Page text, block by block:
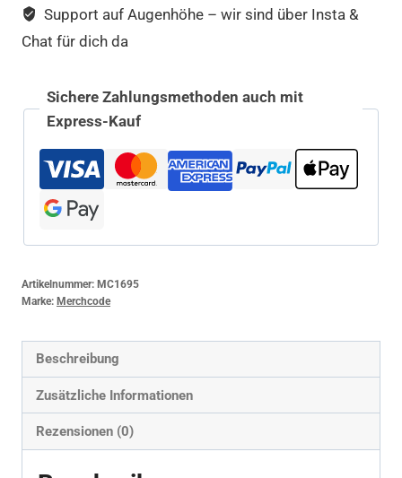
Support auf Augenhöhe – wir sind über Insta &
Chat für dich da
Sichere Zahlungsmethoden auch mit
Express-Kauf
Artikelnummer: MC1695
Marke: Merchcode
Beschreibung
Zusätzliche Informationen
Rezensionen (0)